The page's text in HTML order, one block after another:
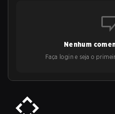
Nenhum
Faça login e seja o